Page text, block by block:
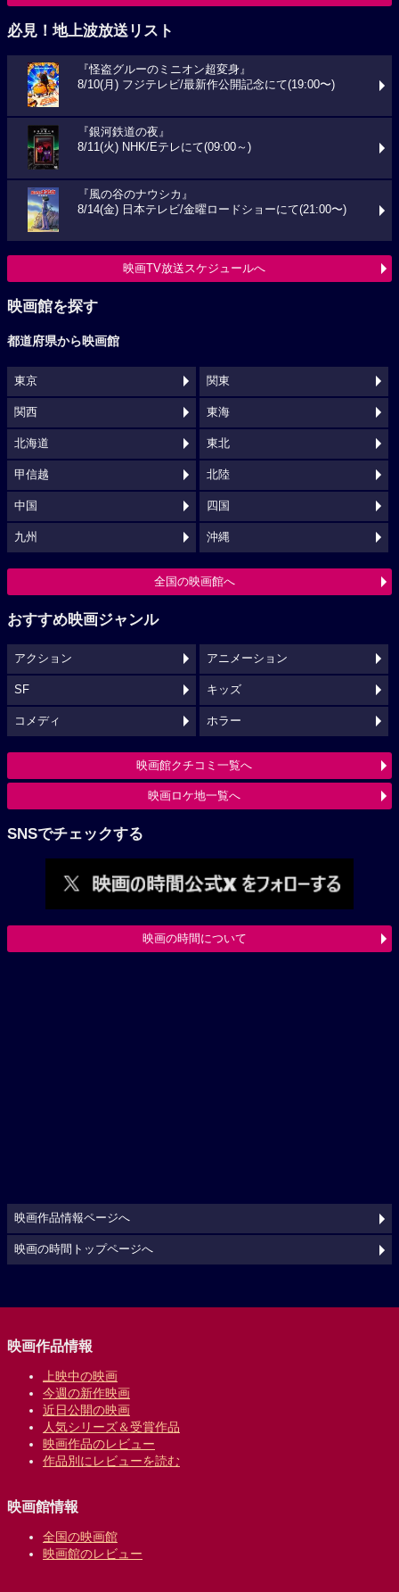
必見！地上波放送リスト
『怪盗グルーのミニオン超変身』
8/10(月) フジテレビ/最新作公開記念にて(19:00〜)
『銀河鉄道の夜』
8/11(火) NHK/Eテレにて(09:00～)
『風の谷のナウシカ』
8/14(金) 日本テレビ/金曜ロードショーにて(21:00〜)
映画TV放送スケジュールへ
映画館を探す
都道府県から映画館
東京 関東
関西 東海
北海道 東北
甲信越 北陸
中国 四国
九州 沖縄
全国の映画館へ
おすすめ映画ジャンル
アクション アニメーション
SF キッズ
コメディ ホラー
映画館クチコミ一覧へ
映画ロケ地一覧へ
SNSでチェックする
映画の時間について
映画作品情報ページへ
映画の時間トップページへ
映画作品情報
上映中の映画
今週の新作映画
近日公開の映画
人気シリーズ＆受賞作品
映画作品のレビュー
作品別にレビューを読む
映画館情報
全国の映画館
映画館のレビュー